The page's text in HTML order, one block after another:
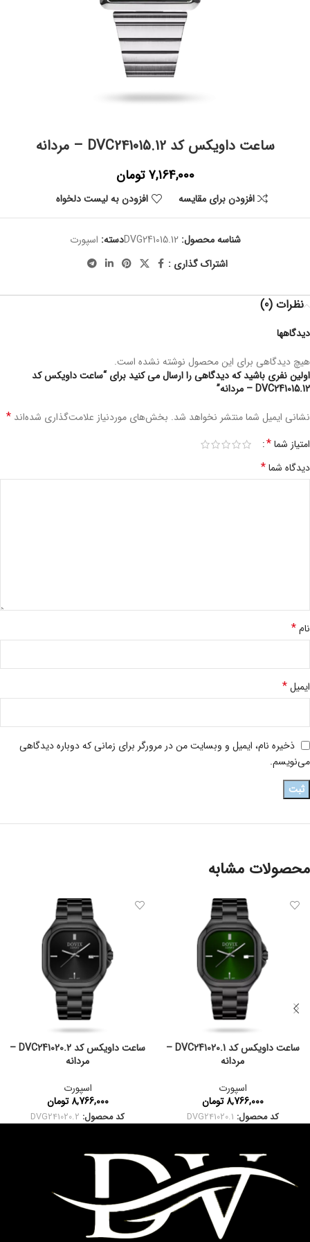
ساعت داویکس کد DVC241015.12 – مردانه
7,164,000 تومان
افزودن برای مقایسه افزودن به لیست دلخواه
شناسه محصول:DVG241015.12دسته: اسپورت
اشتراک گذاری :
نظرات (0)
دیدگاهها
هیچ دیدگاهی برای این محصول نوشته نشده است.
اولین نفری باشید که دیدگاهی را ارسال می کنید برای “ساعت داویکس کد
DVC241015.12 – مردانه”
نشانی ایمیل شما منتشر نخواهد شد. بخش‌های موردنیاز علامت‌گذاری شده‌اند *
امتیاز شما*
دیدگاه شما*
نام*
ایمیل*
ذخیره نام، ایمیل و وبسایت من در مرورگر برای زمانی که دوباره دیدگاهی
می‌نویسم.
محصولات مشابه
ساعت داویکس کد DVC241020.1 –
مردانه
اسپورت
8,766,000 تومان
کد محصول: DVG241020.1
ساعت داویکس کد DVC241020.2 –
مردانه
اسپورت
8,766,000 تومان
کد محصول: DVG241020.2